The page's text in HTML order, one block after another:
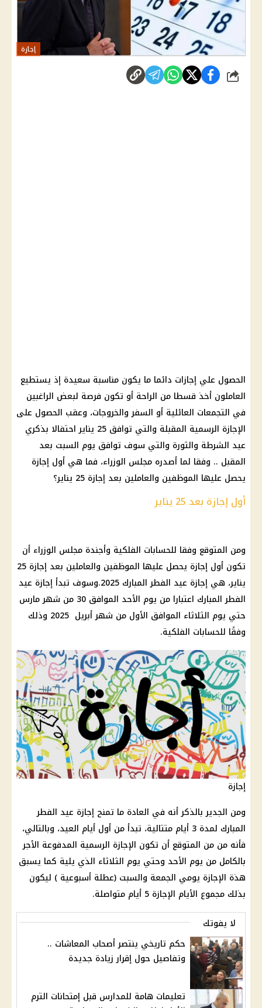
إجازة
شارك
الحصول علي إجازات دائما ما يكون مناسبة سعيدة إذ يستطيع
العاملون أخذ قسطا من الراحة أو تكون فرصة لبعض الراغبين
في التجمعات العائلية أو السفر والخروجات، وعقب الحصول على
الإجازة الرسمية المقبلة والتي توافق 25 يناير
احتفالا بذكري
عيد الشرطة والثورة والتي سوف توافق يوم السبت بعد
المقبل .. وفقا لما أصدره مجلس الوزراء، فما هي أول إجازة
يحصل عليها الموظفين والعاملين بعد إجازة 25 يناير ؟
أول إجازة بعد 25 يناير
ومن المتوقع وفقا للحسابات الفلكية وأجندة مجلس الوزراء أن
تكون أول إجازة يحصل عليها الموظفين والعاملين بعد إجازة 25
يناير، هي إجازة عيد الفطر المبارك 2025 .وسوف تبدأ إجازة عيد
الفطرالمبارك اعتبارا من يوم
الأحد الموافق 30 من شهر مارس
حتي يوم
الثلاثاء الموافق الأول من شهر أبريل 2025 وذلك
وفقًا للحسابات الفلكية.
إجازة
ومن الجدير بالذكر أنه في العادة ما تمنح إجازة عيد الفطر
المبارك لمدة 3 أيام متتالية، تبدأ من أول أيام
العيد، وبالتالي،
فأنه من من المتوقع أن تكون الإجازة الرسمية المدفوعة الأجر
بالكامل من يوم الأحد وحتي يوم الثلاثاء الذي يلية كما يسبق
هذة الإجازة يومي الجمعة والسبت (عطلة أسبوعية ) ليكون
بذلك مجموع الأيام الإجازة
لا يفوتك
حكم تاريخي ينتصر أصحاب المعاشات ..
وتفاصيل حول إقرار زيادة جديدة
تعليمات هامة للمدارس قبل إمتحانات الترم